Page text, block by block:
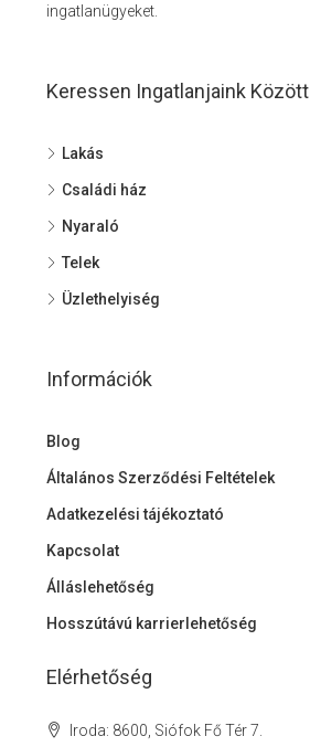
ingatlanügyeket.
Keressen Ingatlanjaink Között
Lakás
Családi ház
Nyaraló
Telek
Üzlethelyiség
Információk
Blog
Általános Szerződési Feltételek
Adatkezelési tájékoztató
Kapcsolat
Álláslehetőség
Hosszútávú karrierlehetőség
Elérhetőség
Iroda: 8600, Siófok Fő Tér 7.